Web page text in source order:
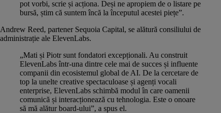
pot vorbi, scrie și acționa. Deși ne apropiem de o listare pe
bursă, știm că suntem încă la începutul acestei piețe”.
Andrew Reed, partener Sequoia Capital, se alătură consiliului de
administrație ale ElevenLabs.
„Mati și Piotr sunt fondatori excepționali. Au construit
ElevenLabs într-una dintre cele mai de succes și influente
companii din ecosistemul global de AI. De la cercetare de
top la unelte creative spectaculoase și agenți vocali
enterprise, ElevenLabs schimbă modul în care oamenii
comunică și interacționează cu tehnologia. Este o onoare
să mă alătur board-ului”, a spus el.